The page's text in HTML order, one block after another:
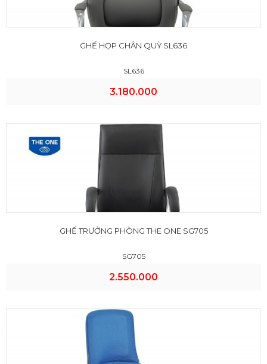
GHẾ HỌP CHÂN QUỲ SL636
SL636
3.180.000
GHẾ TRƯỞNG PHÒNG THE ONE SG705
SG705
2.550.000